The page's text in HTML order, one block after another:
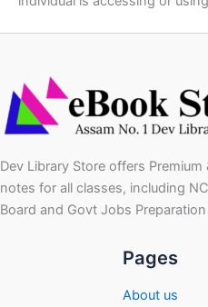
Dev Library Store offers Premium
notes for all classes, including
Board and Govt Jobs Preparation
Pages
About us